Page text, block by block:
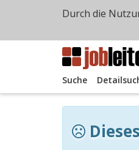
Suche
Durch die